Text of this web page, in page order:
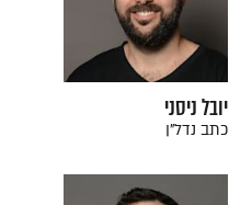
יובל ניסני
כתב נדל"ן